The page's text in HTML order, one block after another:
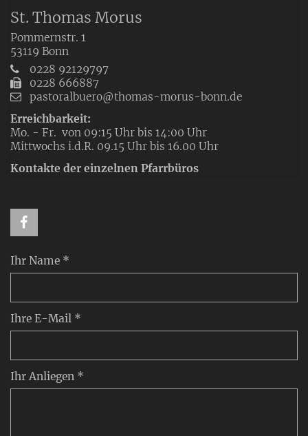
Ihr Name *
Ihre E-Mail *
Ihr Anliegen *
St. Thomas Morus
Pommernstr. 1
53119 Bonn
0228 92129797
0228 666887
pastoralbuero@thomas-morus-bonn.de
Erreichbarkeit:
Mo. - Fr. von 09:15 Uhr bis 14:00 Uhr
Mittwochs i.d.R. 09.15 Uhr bis 16.00 Uhr
Kontakte der einzelnen Pfarrbüros